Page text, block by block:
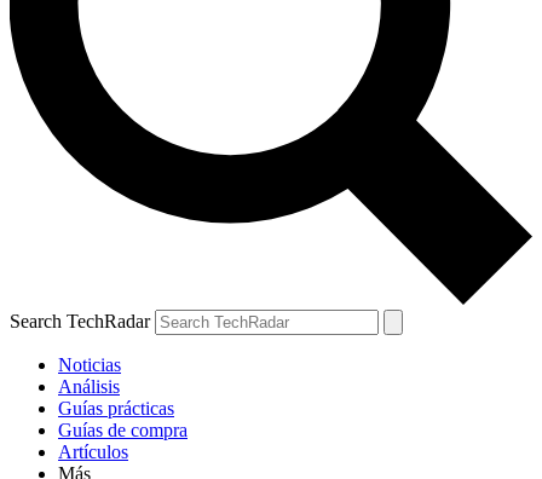
Search TechRadar
Noticias
Análisis
Guías prácticas
Guías de compra
Artículos
Más